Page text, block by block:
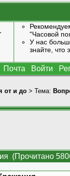
.
"Часовой
У нас
знайте, что
Почта Войти
от и до > Тема:
(Прочитано